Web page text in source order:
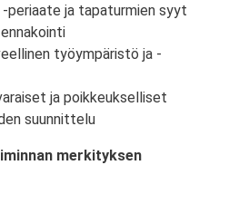
periaate ja tapaturmien syyt
työympäristö ja -
ja poikkeukselliset
suunnittelu
merkityksen